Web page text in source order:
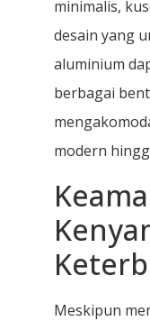
minimalis,
desain yang
aluminium
berbagai
modern
Meskipun